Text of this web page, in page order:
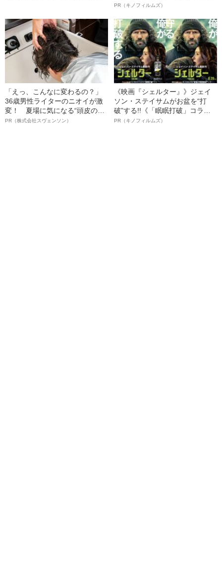
ルインタビュー“観客を魅了した
語る”《日本興収70億円突破》
PR（キノフィルムズ）
「えっ、こんなに変わるの？」
36歳男性ライターのニオイが激
変！ 夏場に気になる“頭皮のニ
オイ”や“ベタつき”を解消す
PR（株式会社スヴェンソン）
《映画『シェルター』》ジェイ
ソン・ステイサムがお盆を“打
破”する!!《「眠眠打破」コラ
ボ》
PR（キノフィルムズ）